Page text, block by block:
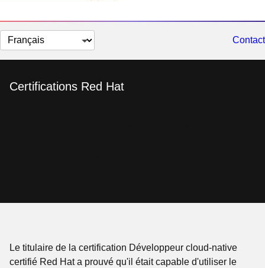
Changer
la
Contact
Certifications Red Hat
Le titulaire de la certification Développeur cloud-native
certifié Red Hat a prouvé qu'il était capable d'utiliser le